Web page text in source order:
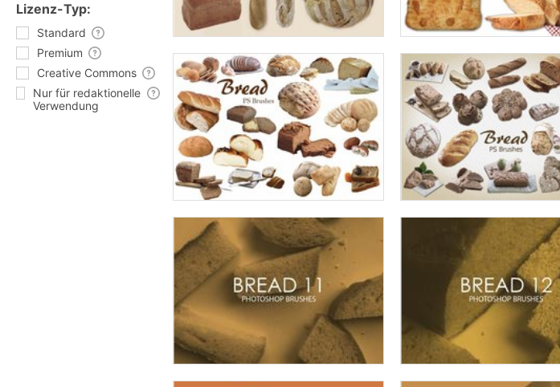
Lizenz-Typ:
Standard
Premium
Creative Commons
Nur für redaktionelle
Verwendung